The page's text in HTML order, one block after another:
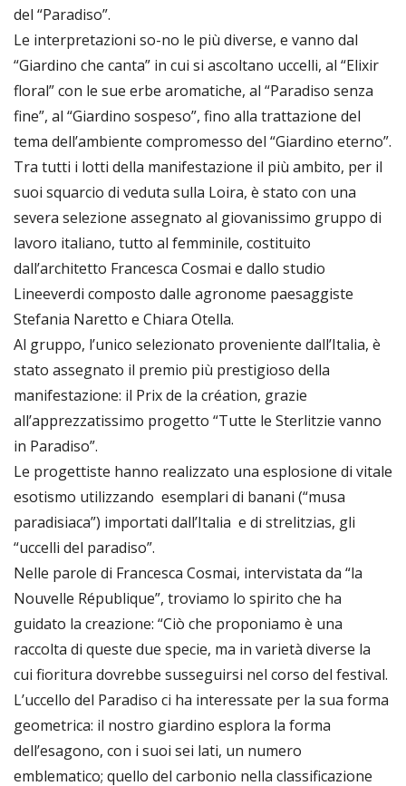
del “Paradiso”.
Le interpretazioni so-no le più diverse, e vanno dal
“Giardino che canta” in cui si ascoltano uccelli, al “Elixir
floral” con le sue erbe aromatiche, al “Paradiso senza
fine”, al “Giardino sospeso”, fino alla trattazione del
tema dell’ambiente compromesso del “Giardino eterno”.
Tra tutti i lotti della manifestazione il più ambito, per il
suoi squarcio di veduta sulla Loira, è stato con una
severa selezione assegnato al giovanissimo gruppo di
lavoro italiano, tutto al femminile, costituito
dall’architetto Francesca Cosmai e dallo studio
Lineeverdi composto dalle agronome paesaggiste
Stefania Naretto e Chiara Otella.
Al gruppo, l’unico selezionato proveniente dall’Italia, è
stato assegnato il premio più prestigioso della
manifestazione: il Prix de la création, grazie
all’apprezzatissimo progetto “Tutte le Sterlitzie vanno
in Paradiso”.
Le progettiste hanno realizzato una esplosione di vitale
esotismo utilizzando esemplari di banani (“musa
paradisiaca”) importati dall’Italia e di strelitzias, gli
“uccelli del paradiso”.
Nelle parole di Francesca Cosmai, intervistata da “la
Nouvelle République”, troviamo lo spirito che ha
guidato la creazione: “Ciò che proponiamo è una
raccolta di queste due specie, ma in varietà diverse la
cui fioritura dovrebbe susseguirsi nel corso del festival.
L’uccello del Paradiso ci ha interessate per la sua forma
geometrica: il nostro giardino esplora la forma
dell’esagono, con i suoi sei lati, un numero
emblematico; quello del carbonio nella classificazione